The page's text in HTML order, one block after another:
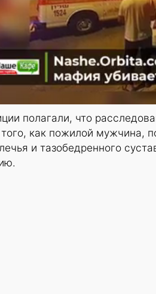
полагали, что
как пожилой мужчина,
и тазобедренного